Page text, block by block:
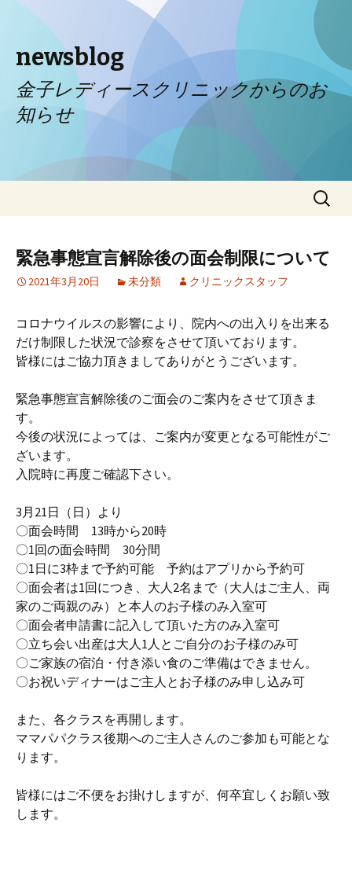
newsblog
金子レディースクリニックからのお
知らせ
検
緊急事態宣言解除後の面会制限について
2021年3月20日 未分類 クリニックスタッフ
コロナウイルスの影響により、院内への出入りを出来る
だけ制限した状況で診察をさせて頂いております。
皆様にはご協力頂きましてありがとうございます。
緊急事態宣言解除後のご面会のご案内をさせて頂きま
す。
今後の状況によっては、ご案内が変更となる可能性がご
ざいます。
入院時に再度ご確認下さい。
3月21日（日）より
〇面会時間 13時から20時
〇1回の面会時間 30分間
〇1日に3枠まで予約可能 予約はアプリから予約可
〇面会者は1回につき、大人2名まで（大人はご主人、両
家のご両親のみ）と本人のお子様のみ入室可
〇面会者申請書に記入して頂いた方のみ入室可
〇立ち会い出産は大人1人とご自分のお子様のみ可
〇ご家族の宿泊・付き添い食のご準備はできません。
〇お祝いディナーはご主人とお子様のみ申し込み可
また、各クラスを再開します。
ママパパクラス後期へのご主人さんのご参加も可能とな
ります。
皆様にはご不便をお掛けしますが、何卒宜しくお願い致
します。